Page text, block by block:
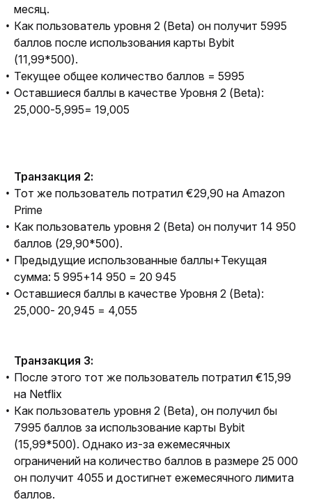
месяц.
Как пользователь уровня 2 (Beta) он получит 5995
баллов после использования карты Bybit
(11,99*500).
Текущее общее количество баллов = 5995
Оставшиеся баллы в качестве Уровня 2 (Beta):
25,000-5,995= 19,005
Транзакция 2:
Тот же пользователь потратил €29,90 на Amazon
Prime
Как пользователь уровня 2 (Beta) он получит 14 950
баллов (29,90*500).
Предыдущие использованные баллы+Текущая
сумма: 5 995+14 950 = 20 945
Оставшиеся баллы в качестве Уровня 2 (Beta):
25,000- 20,945 = 4,055
Транзакция 3:
После этого тот же пользователь потратил €15,99
на Netflix
Как пользователь уровня 2 (Beta), он получил бы
7995 баллов за использование карты Bybit
(15,99*500). Однако из-за ежемесячных
ограничений на количество баллов в размере 25 000
он получит 4055 и достигнет ежемесячного лимита
баллов.